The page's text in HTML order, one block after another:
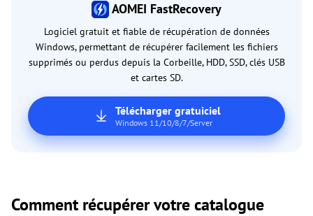
AOMEI FastRecovery
Logiciel gratuit et fiable de récupération de données
Windows, permettant de récupérer facilement les fichiers
supprimés ou perdus depuis la Corbeille, HDD, SSD, clés USB
et cartes SD.
Télécharger gratuiciel
Windows 11/10/8/7/Server
Comment récupérer votre catalogue